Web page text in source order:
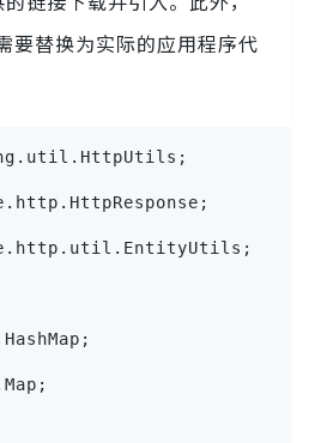
要替换为实际的应用程序代